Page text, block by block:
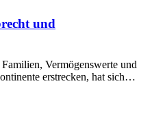
und
Vermögenswerte und
erstrecken, hat sich…